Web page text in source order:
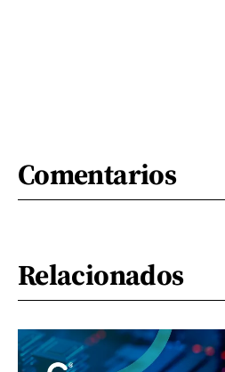
Comentarios
Relacionados